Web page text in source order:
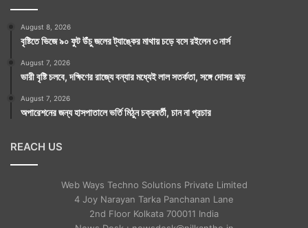
August 8, 2026
বৃষ্টিতে ভিজে ৯০ ফুট উঁচু জলের ট্যাঙ্কের মাথায় চড়ে বসে রইলেন ৩ নার্স
August 7, 2026
ভারী বৃষ্টি চলবে, দক্ষিণের রাজ্যে বন্যার মধ্যেই লাল সতর্কতা, সঙ্গে দোসর ঝড়
August 7, 2026
অপারেশনের জন্য হাসপাতালে ভর্তি মিঠুন চক্রবর্তী, চান না প্রচার
REACH US
Web Ways Techno Solutions Private Limited
4 Joy Narayan Tarka Panchanan Lane
2nd Floor Kolkata 700011 India